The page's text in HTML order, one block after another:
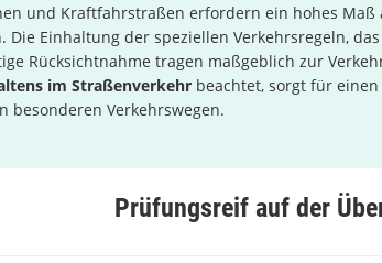
und Kraftfahrstraßen erfordern ein hohes Maß
Die Einhaltung der speziellen Verkehrsregeln,
Rücksichtnahme tragen maßgeblich zur
im Straßenverkehr beachtet, sorgt für
besonderen Verkehrswegen.
Prüfungsreif auf der